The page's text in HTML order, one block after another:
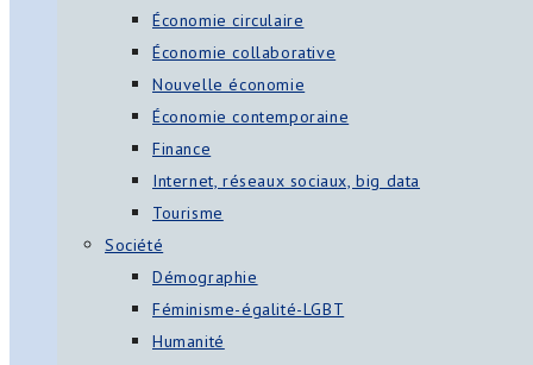
Économie circulaire
Économie collaborative
Nouvelle économie
Économie contemporaine
Finance
Internet, réseaux sociaux, big data
Tourisme
Société
Démographie
Féminisme-égalité-LGBT
Humanité